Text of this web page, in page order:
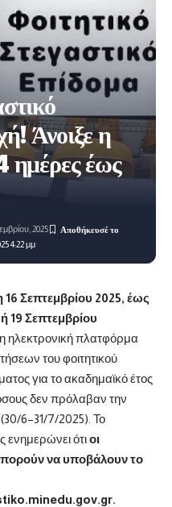
Άνοιξε η
ημέρες έως
4:22 μμ
2025
16 Σεπτεμβρίου 2025, έως
19 Σεπτεμβρίου
η ηλεκτρονική πλατφόρμα
του φοιτητικού
για το ακαδημαϊκό έτος
δεν πρόλαβαν την
6–31/7/2025). Το
ενημερώνει ότιοι
να υποβάλουν το